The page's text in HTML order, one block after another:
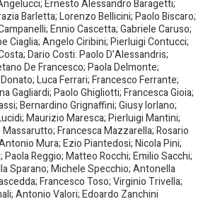
Ernesto Alessandro Baragetti;
Barletta; Lorenzo Bellicini; Paolo Biscaro;
Ennio Cascetta; Gabriele Caruso;
Ciaglia; Angelo Ciribini; Pierluigi Contucci;
Dario Costi: Paolo D’Alessandris;
De Francesco; Paola Delmonte;
Luca Ferrari; Francesco Ferrante;
Gagliardi; Paolo Ghigliotti; Francesca Gioia;
Bernardino Grignaffini; Giusy Iorlano;
Maurizio Maresca; Pierluigi Mantini;
Francesca Mazzarella; Rosario
Mura; Ezio Piantedosi; Nicola Pini;
Reggio; Matteo Rocchi; Emilio Sacchi;
Sparano; Michele Specchio; Antonella
Francesco Toso; Virginio Trivella;
Antonio Valori; Edoardo Zanchini